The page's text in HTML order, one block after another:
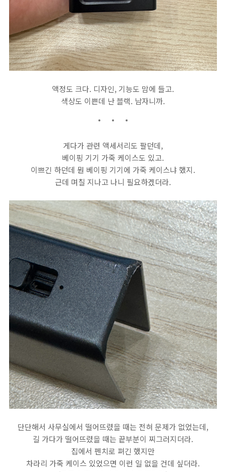
액정도 크다. 디자인, 기능도 맘에 들고.
색상도 이쁜데 난 블랙. 남자니까.
게다가 관련 액세서리도 팔던데,
베이핑 기기 가죽 케이스도 있고.
이쁘긴 하던데 뭔 베이핑 기기에 가죽 케이스냐 했지.
근데 며칠 지나고 나니 필요하겠더라.
단단해서 사무실에서 떨어뜨렸을 때는 전혀 문제가 없었는데,
길 가다가 떨어뜨렸을 때는 끝부분이 찌그러지더라.
집에서 펜치로 펴긴 했지만
차라리 가죽 케이스 있었으면 이런 일 없을 건데 싶더라.